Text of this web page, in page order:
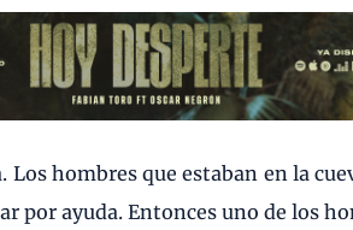
hombres que estaban en la
por ayuda. Entonces uno de los